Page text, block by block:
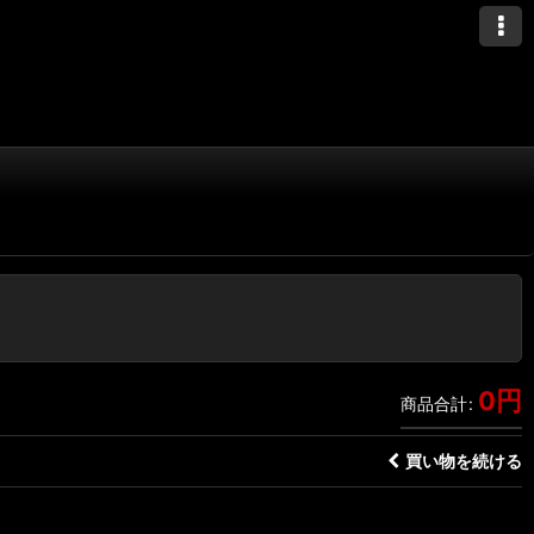
商品合計: 0円
買い物を続ける